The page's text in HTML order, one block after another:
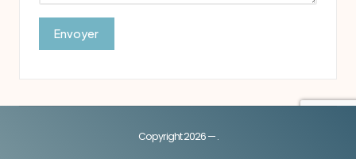
Copyright 2026 — .